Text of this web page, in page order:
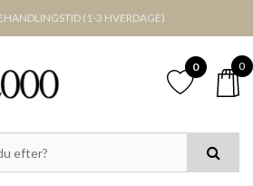
(1-3 HVERDAGE)
0 0